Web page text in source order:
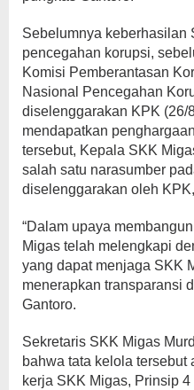
Sebelumnya keberhasilan
pencegahan korupsi,
Komisi Pemberantasan
Nasional Pencegahan
diselenggarakan KPK (26/
mendapatkan
tersebut, Kepala SKK
salah satu narasumber
diselenggarakan oleh
“Dalam upaya
Migas telah melengkapi
yang dapat menjaga SKK
menerapkan transparansi
Gantoro.
Sekretaris SKK Migas
bahwa tata kelola tersebut
kerja SKK Migas, Prinsip